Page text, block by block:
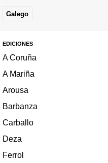
Galego
EDICIONES
A Coruña
A Mariña
Arousa
Barbanza
Carballo
Deza
Ferrol